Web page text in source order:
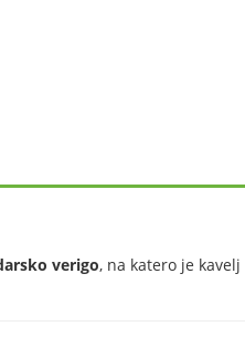
verigo, na katero je